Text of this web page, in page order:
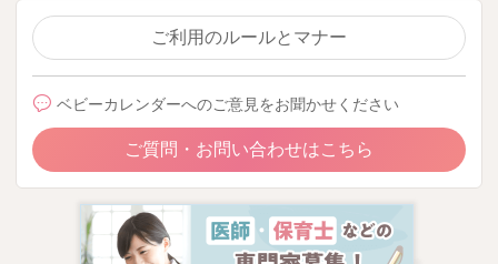
ご利用のルールとマナー
ベビーカレンダーへのご意見をお聞かせください
ご質問・お問い合わせはこちら